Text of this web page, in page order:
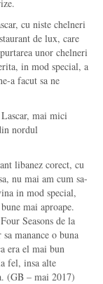
cu niste chelneri
de lux, care
unor chelneri
in mod special, a
a facut sa ne
mai mici
nordul
libanez corect, cu
nu mai am cum sa-
in mod special,
mai aproape.
Seasons de la
manance o buna
era el mai bun
fel, insa alte
(GB – mai 2017)